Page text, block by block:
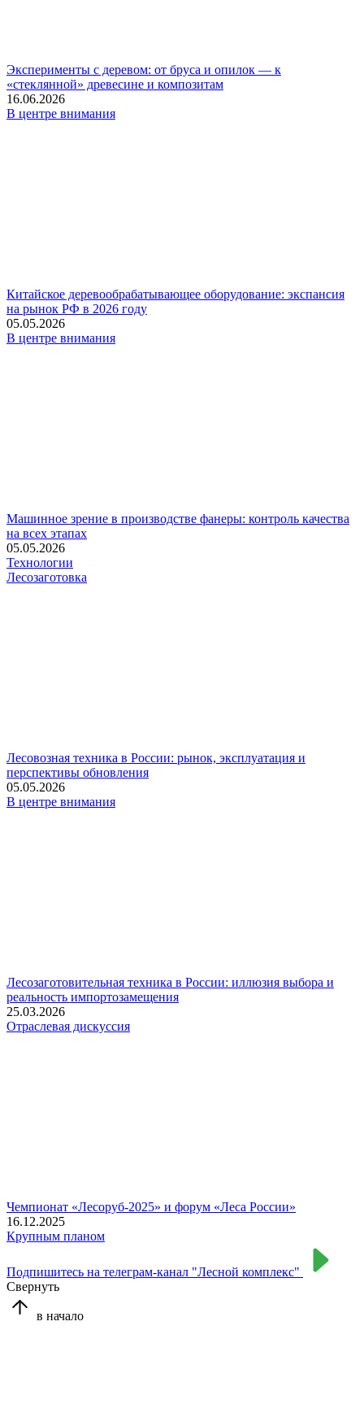
Эксперименты с деревом: от бруса и опилок — к
«стеклянной» древесине и композитам
16.06.2026
В центре внимания
Китайское деревообрабатывающее оборудование: экспансия
на рынок РФ в 2026 году
05.05.2026
В центре внимания
Машинное зрение в производстве фанеры: контроль качества
на всех этапах
05.05.2026
Технологии
Лесозаготовка
Лесовозная техника в России: рынок, эксплуатация и
перспективы обновления
05.05.2026
В центре внимания
Лесозаготовительная техника в России: иллюзия выбора и
реальность импортозамещения
25.03.2026
Отраслевая дискуссия
Чемпионат «Лесоруб-2025» и форум «Леса России»
16.12.2025
Крупным планом
Подпишитесь на телеграм-канал "Лесной комплекс"
Свернуть
в начало